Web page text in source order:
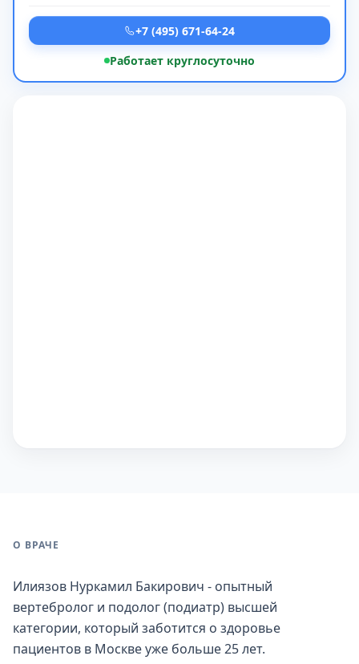
+7 (495) 671-64-24
Работает круглосуточно
О ВРАЧЕ
Илиязов Нуркамил Бакирович - опытный
вертебролог и подолог (подиатр) высшей
категории, который заботится о здоровье
пациентов в Москве уже больше 25 лет.